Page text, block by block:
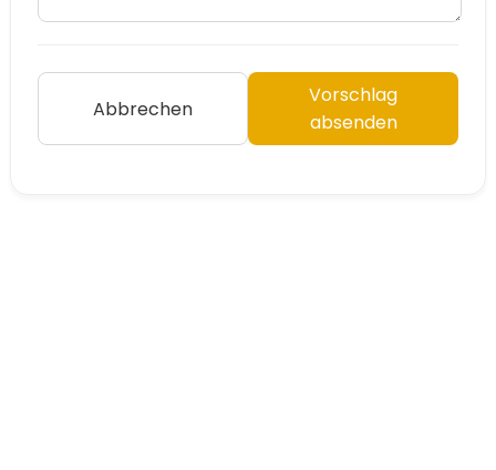
Abbrechen
Vorschlag
absenden